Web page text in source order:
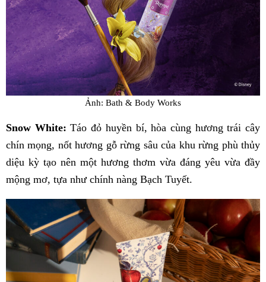
Ảnh: Bath & Body Works
Snow White: Táo đỏ huyền bí, hòa cùng hương trái cây
chín mọng, nốt hương gỗ rừng sâu của khu rừng phù thủy
diệu kỳ tạo nên một hương thơm vừa đáng yêu vừa đầy
mộng mơ, tựa như chính nàng Bạch Tuyết.